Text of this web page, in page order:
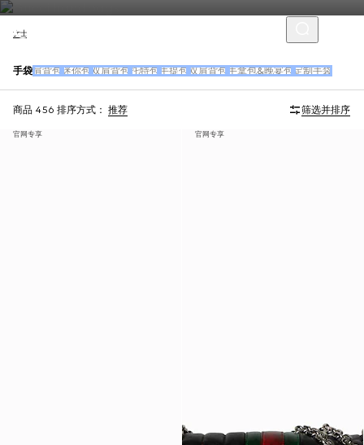
女士
手袋 肩背包 迷你包 双肩背包 托特包 手提包 双肩背包 手拿包&晚宴包 定制手袋
商品 456 排序方式： 推荐 筛选并排序
官网专享 官网专享